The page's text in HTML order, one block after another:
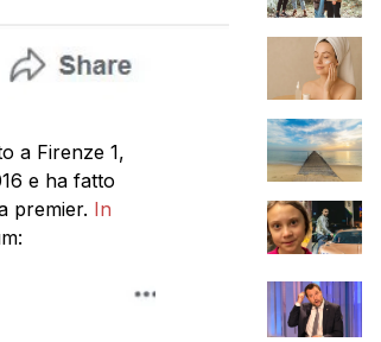
a Firenze 1,
e ha fatto
premier. In